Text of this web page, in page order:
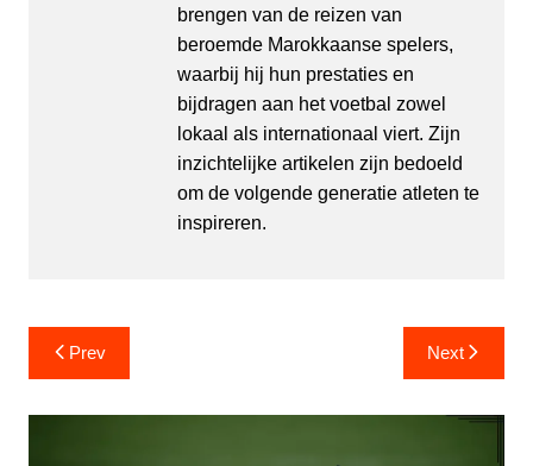
brengen van de reizen van
beroemde Marokkaanse spelers,
waarbij hij hun prestaties en
bijdragen aan het voetbal zowel
lokaal als internationaal viert. Zijn
inzichtelijke artikelen zijn bedoeld
om de volgende generatie atleten te
inspireren.
Post
navigation
Prev Next